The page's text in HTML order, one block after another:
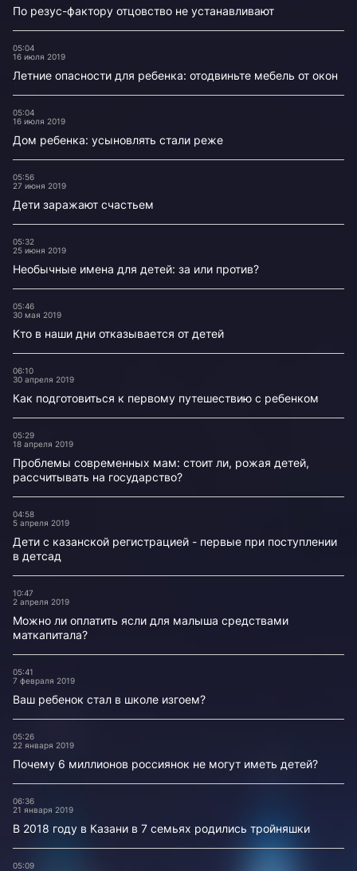
По резус-фактору отцовство не устанавливают
05:04
16 июля 2019
Летние опасности для ребенка: отодвиньте мебель от окон
05:04
16 июля 2019
Дом ребенка: усыновлять стали реже
05:56
27 июня 2019
Дети заражают счастьем
05:32
25 июня 2019
Необычные имена для детей: за или против?
05:46
30 мая 2019
Кто в наши дни отказывается от детей
06:10
30 апреля 2019
Как подготовиться к первому путешествию с ребенком
05:29
18 апреля 2019
Проблемы современных мам: стоит ли, рожая детей,
рассчитывать на государство?
04:58
5 апреля 2019
Дети с казанской регистрацией - первые при поступлении
в детсад
10:47
2 апреля 2019
Можно ли оплатить ясли для малыша средствами
маткапитала?
05:41
7 февраля 2019
Ваш ребенок стал в школе изгоем?
05:26
22 января 2019
Почему 6 миллионов россиянок не могут иметь детей?
06:36
21 января 2019
В 2018 году в Казани в 7 семьях родились тройняшки
05:09